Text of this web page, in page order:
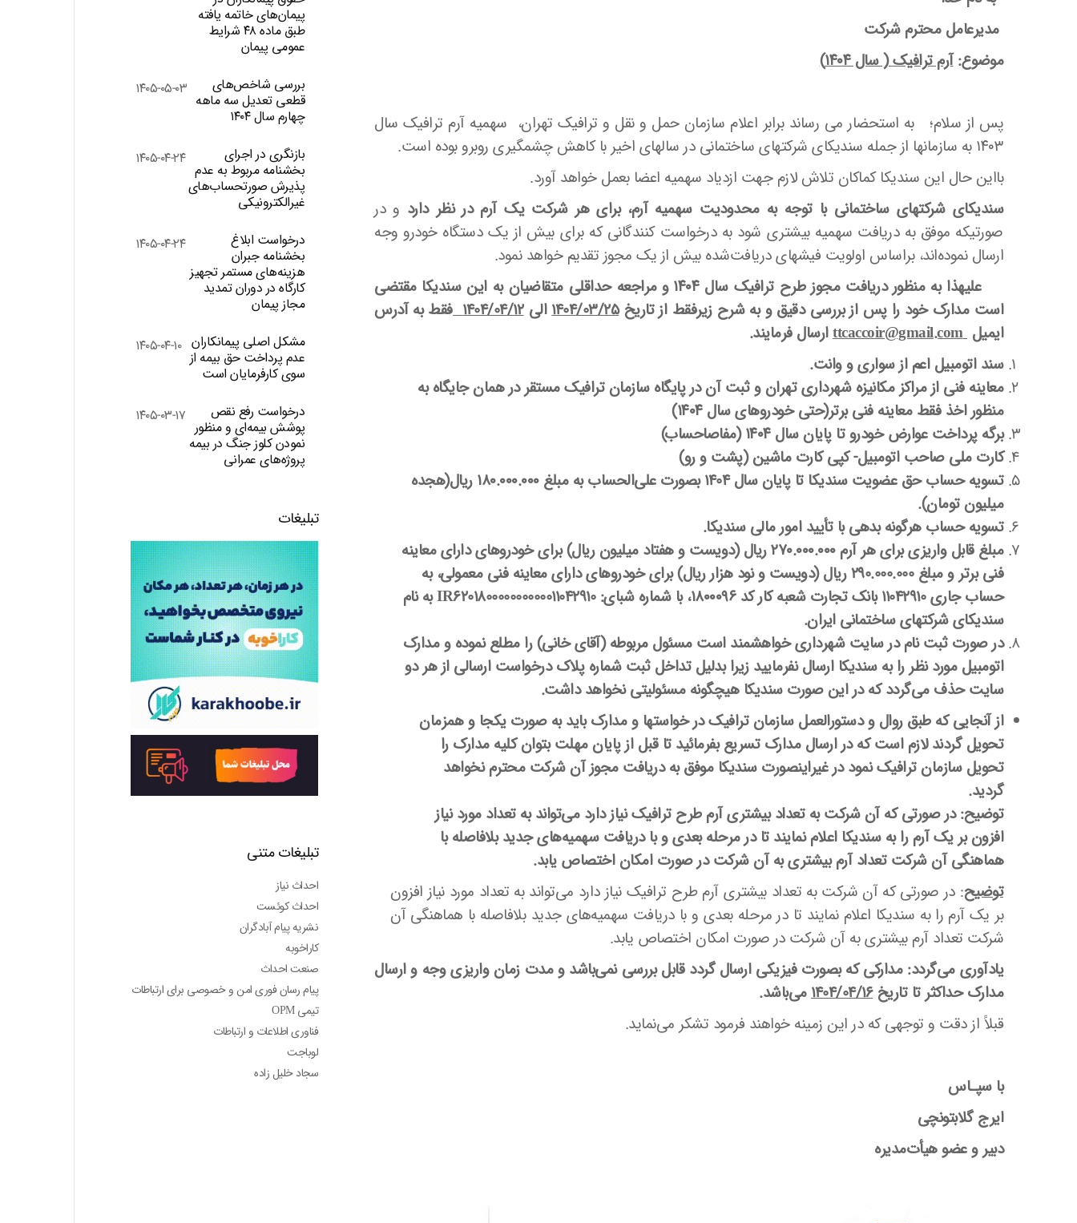
مدیرعامل محترم شرکت
موضوع:آرم ترافیک ( سال ۱۴۰۴)
پس از سلام؛ به استحضار می رساند برابر اعلام سازمان حمل و نقل و ترافیک تهران، سهمیه آرم ترافیک سال
۱۴۰۳ به سازمانها از جمله سندیکای شرکتهای ساختمانی در سالهای اخیر با کاهش چشمگیری روبرو بوده است.
بااین حال این سندیکا کماکان تلاش لازم جهت ازدیاد سهمیه اعضا بعمل خواهد آورد.
سندیکای شرکتهای ساختمانی با توجه به محدودیت سهمیه آرم، برای هر شرکت یک آرم در نظر دارد و در
صورتیکه موفق به دریافت سهمیه بیشتری شود به درخواست کنندگانی که برای بیش از یک دستگاه خودرو وجه
ارسال نموده‌اند، براساس اولویت فیشهای دریافت‌شده بیش از یک مجوز تقدیم خواهد نمود.
علیهذا به منظور دریافت مجوز طرح ترافیک سال ۱۴۰۴ و مراجعه حداقلی متقاضیان به این سندیکا مقتضی
است‌ مدارک خود را پس از بررسی دقیق و به شرح زیرفقط از تاریخ1404/03/25الی1404/04/12 فقط به آدرس
ایمیل ttcaccoir@gmail.comارسال فرمایند.
سند اتومبیل اعم از سواری و وانت.
معاینه فنی از مراکز مکانیزه شهرداری تهران و ثبت آن در پایگاه سازمان ترافیک مستقر در همان جایگاه به
منظور اخذفقط معاینه فنی برتر(حتی خودروهای سال ۱۴۰۴)
برگه پرداخت عوارض خودرو تا پایان سال ۱۴۰۴ (مفاصاحساب)
کارت ملی صاحب اتومبیل- کپی کارت ماشین (پشت و رو)
تسویه حساب حق عضویت سندیکا تا پایان سال1404بصورت علی‌الحساب به مبلغ ۱۸۰.۰۰۰.۰۰۰ ریال(هجده
میلیونتومان).
تسویه حساب هرگونه بدهی با تأیید امور مالی سندیکا.
مبلغ قابل واریزی برای هر آرم ۲۷۰.۰۰۰.۰۰۰
ریال (دویست و هفتاد میلیون ریال) برای خودروهای دارای معاینه
فنی برتر و مبلغ290.000.000ریال (دویست و نود هزار ریال) برای خودروهای دارای معاینه فنی معمولی، به
حساب جاری11042910بانک تجارت شعبه کار کد ۱۸۰۰۰۹۶، با شماره شبای: IR 620180000000000011042910
به نام
سندیکای شرکتهای ساختمانی ایران.
در صورت ثبت نام در سایت شهرداری خواهشمند است مسئول مربوطه (آقای خانی) را مطلع نموده و مدارک
اتومبیل مورد نظر را به سندیکا ارسال نفرمایید زیرا بدلیل تداخل ثبت شماره پلاک درخواست ارسالی از هر دو
سایت حذف می‌گردد که در این صورت سندیکا هیچگونه مسئولیتی نخواهد داشت.
از آنجایی که طبق روال و دستورالعمل سازمان ترافیک در خواستها و مدارک باید به صورت یکجا و همزمان
تحویل گردند لازم است که در ارسال مدارک تسریع بفرمائید تا قبل از پایان مهلت بتوان کلیه مدارک را
تحویل سازمان ترافیک نمود در غیراینصورت سندیکا موفق به دریافت مجوز آن شرکت محترم نخواهد
گردید.
توضیح: در صورتی که آن شرکت به تعداد بیشتری آرم طرح ترافیک نیاز دارد می‌تواند به تعداد مورد نیاز
افزون بر یک آرم را به سندیکا اعلام نمایند تا در مرحله بعدی و با دریافت سهمیه‌های جدید بلافاصله با
هماهنگی آن شرکت تعداد آرم بیشتری به آن شرکت در صورت امکان اختصاص یابد.
توضیح: در صورتی که آن شرکت به تعداد بیشتری آرم طرح ترافیک نیاز دارد می‌تواند به تعداد مورد نیاز افزون
بر یک آرم را به سندیکا اعلام نمایند تا در مرحله بعدی و با دریافت سهمیه‌های جدید بلافاصله با هماهنگی آن
شرکت تعداد آرم بیشتری به آن شرکت در صورت امکان اختصاص یابد.
یادآوری می‌گردد: مدارکی که بصورت فیزیکی ارسال گردد قابل بررسی نمی‌باشد و مدت زمان واریزی وجه و ارسال
مدارک حداکثر تا تاریخ
1404/04/16
می‌باشد.
قبلاً از دقت و توجهی که در این زمینه خواهند فرمود تشکر می‌نماید.
با سپـاس
ایرج گلابتونچی
دبیر و عضو هیأت‌مدیره
پیمان‌های خاتمه یافته
طبق ماده ۴۸ شرایط
عمومی پیمان
بررسی شاخص‌های
قطعی تعدیل سه ماهه
چهارم سال ۱۴۰۴
۱۴۰۵-۰۵-۰۳
بازنگری در اجرای
بخشنامه مربوط به عدم
پذیرش صورتحساب‌های
غیرالکترونیکی
۱۴۰۵-۰۴-۲۴
درخواست ابلاغ
بخشنامه جبران
هزینه‌های مستمر تجهیز
کارگاه در دوران تمدید
مجاز پیمان
۱۴۰۵-۰۴-۲۴
مشکل اصلی پیمانکاران
عدم پرداخت حق بیمه از
سوی کارفرمایان است
۱۴۰۵-۰۴-۱۰
درخواست رفع نقص
پوشش بیمه‌ای و منظور
نمودن کلوز جنگ در بیمه
پروژه‌های عمرانی
۱۴۰۵-۰۳-۱۷
تبلیغات
تبلیغات متنی
احداث نیاز
احداث کوئست
نشریه پیام آبادگران
کاراخوبه
صنعت احداث
پیام رسان فوری امن و خصوصی برای ارتباطات
تیمی OPM
فناوری اطلاعات و ارتباطات
لوباجت
سجاد خلیل زاده